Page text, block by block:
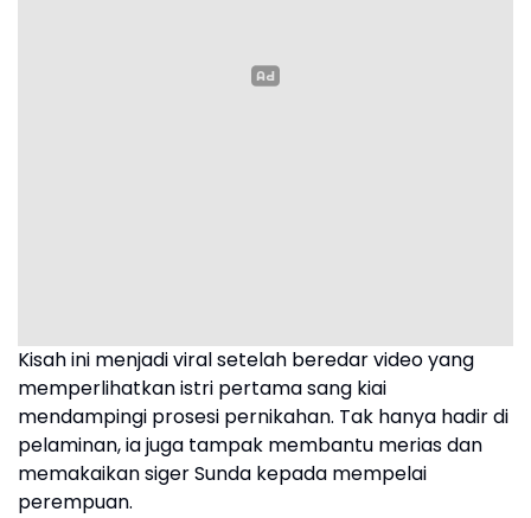
Kisah ini menjadi viral setelah beredar video yang
memperlihatkan istri pertama sang kiai
mendampingi prosesi pernikahan. Tak hanya hadir di
pelaminan, ia juga tampak membantu merias dan
memakaikan siger Sunda kepada mempelai
perempuan.